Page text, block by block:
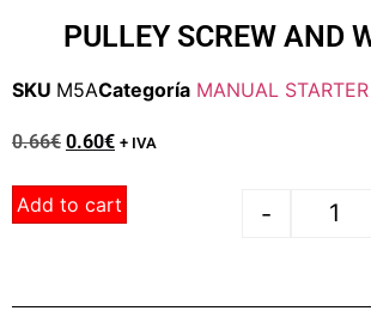
PULLEY SCREW AND
SKU M5ACategoría MANUAL
0.66€ 0.60€ + IVA
-
Add to cart